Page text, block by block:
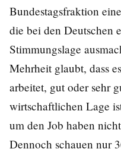
Bundestagsfraktion
die bei den Deutschen
Stimmungslage
Mehrheit glaubt, dass
arbeitet, gut oder sehr
wirtschaftlichen Lage
um den Job haben
Dennoch schauen nur